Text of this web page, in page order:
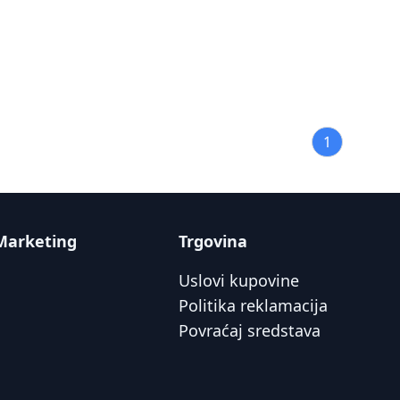
1
Trgovina
Uslovi kupovine
Politika reklamacija
Povraćaj sredstava